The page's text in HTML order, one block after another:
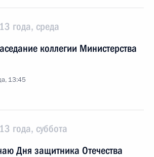
года, среда
коллегии Министерства
13:45
года, суббота
Дня защитника Отечества